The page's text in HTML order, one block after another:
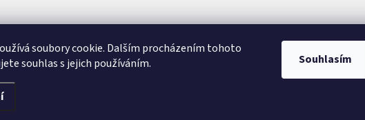
soubory cookie. Dalším procházením tohoto
souhlas s jejich používáním.
Souhlasím